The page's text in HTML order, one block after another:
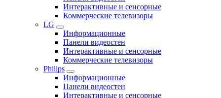
Интерактивные и сенсорные
Коммерческие телевизоры
LG
Информационные
Панели видеостен
Интерактивные и сенсорные
Коммерческие телевизоры
Philips
Информационные
Панели видеостен
Интерактивные и сенсорные